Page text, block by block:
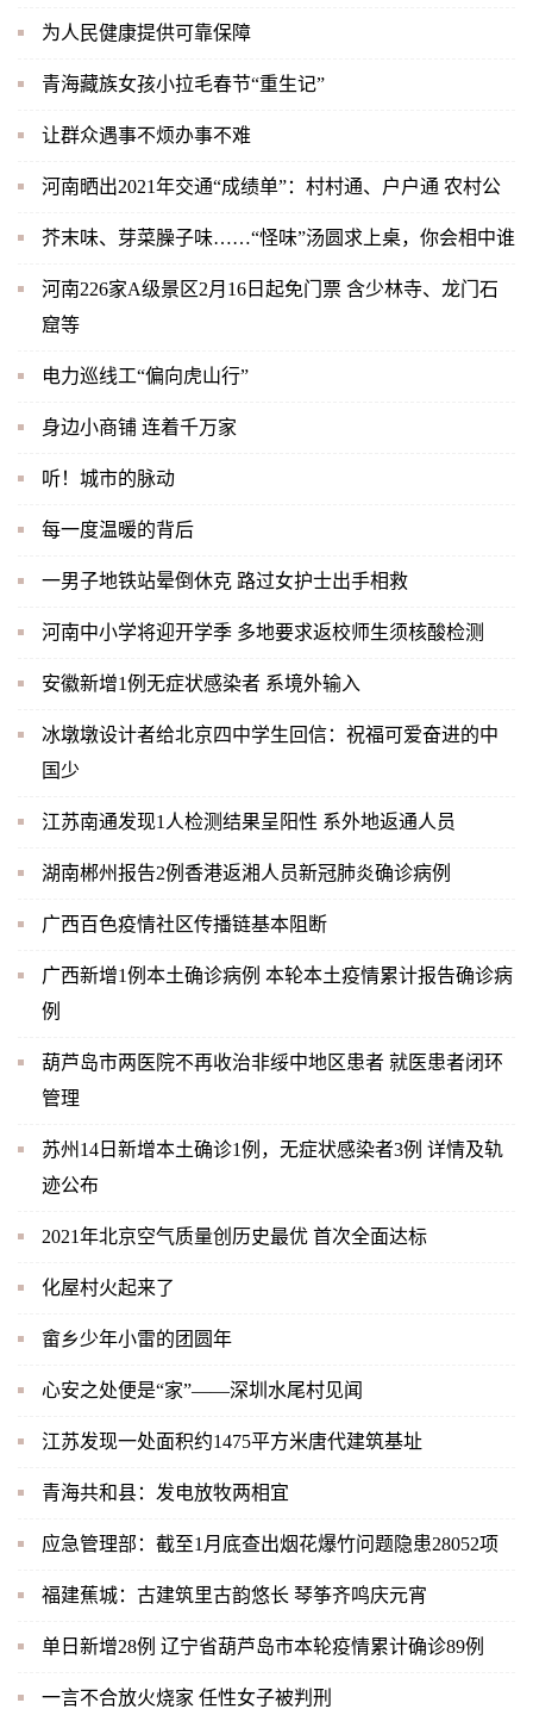
为人民健康提供可靠保障
青海藏族女孩小拉毛春节“重生记”
让群众遇事不烦办事不难
河南晒出2021年交通“成绩单”：村村通、户户通 农村公
芥末味、芽菜臊子味……“怪味”汤圆求上桌，你会相中谁
河南226家A级景区2月16日起免门票 含少林寺、龙门石
窟等
电力巡线工“偏向虎山行”
身边小商铺 连着千万家
听！城市的脉动
每一度温暖的背后
一男子地铁站晕倒休克 路过女护士出手相救
河南中小学将迎开学季 多地要求返校师生须核酸检测
安徽新增1例无症状感染者 系境外输入
冰墩墩设计者给北京四中学生回信：祝福可爱奋进的中
国少
江苏南通发现1人检测结果呈阳性 系外地返通人员
湖南郴州报告2例香港返湘人员新冠肺炎确诊病例
广西百色疫情社区传播链基本阻断
广西新增1例本土确诊病例 本轮本土疫情累计报告确诊病
例
葫芦岛市两医院不再收治非绥中地区患者 就医患者闭环
管理
苏州14日新增本土确诊1例，无症状感染者3例 详情及轨
迹公布
2021年北京空气质量创历史最优 首次全面达标
化屋村火起来了
畲乡少年小雷的团圆年
心安之处便是“家”——深圳水尾村见闻
江苏发现一处面积约1475平方米唐代建筑基址
青海共和县：发电放牧两相宜
应急管理部：截至1月底查出烟花爆竹问题隐患28052项
福建蕉城：古建筑里古韵悠长 琴筝齐鸣庆元宵
单日新增28例 辽宁省葫芦岛市本轮疫情累计确诊89例
一言不合放火烧家 任性女子被判刑